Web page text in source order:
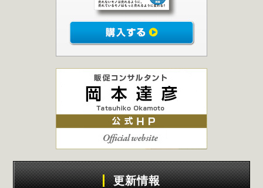
更新情報